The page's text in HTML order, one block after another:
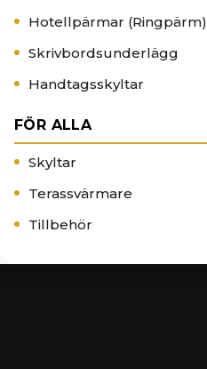
Hotellpärmar (Ringpärm)
Skrivbordsunderlägg
Handtagsskyltar
FÖR ALLA
Skyltar
Terassvärmare
Tillbehör